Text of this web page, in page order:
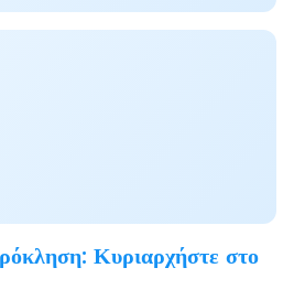
Κυριαρχήστε στο